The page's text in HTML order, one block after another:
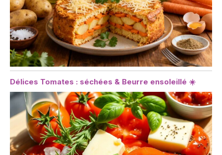
Délices Tomates : séchées & Beurre ensoleillé ☀️